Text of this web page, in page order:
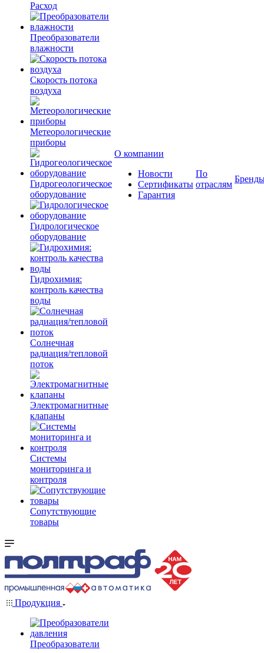
Расход
Преобразователи
влажности
Скорость потока
воздуха
Метеорологические
приборы
Гидрогеологическое
оборудование
Гидрологическое
оборудование
Гидрохимия:
контроль качества
воды
Солнечная
радиация/тепловой
поток
Электромагнитные
клапаны
Системы
мониторинга и
контроля
Сопутствующие
товары
О компании
Новости
Сертификаты
Гарантия
По
отраслям
Продукция
Преобразователи